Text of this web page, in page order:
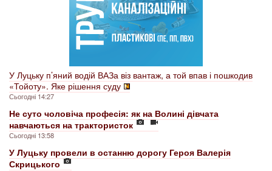
У Луцьку п’яний водій ВАЗа віз вантаж, а той впав і пошкодив
«Тойоту». Яке рішення суду
Сьогодні 14:27
Не суто чоловіча професія: як на Волині дівчата
навчаються на трактористок
Сьогодні 13:58
У Луцьку провели в останню дорогу Героя Валерія
Скрицького